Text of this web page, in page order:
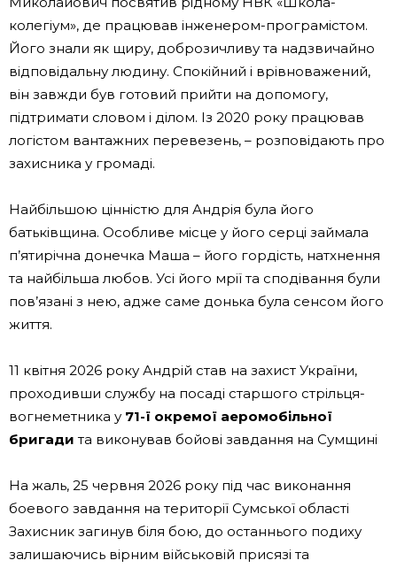
колегіум», де працював інженером-програмістом.
Його знали як щиру, доброзичливу та надзвичайно
відповідальну людину. Спокійний і врівноважений,
він завжди був готовий прийти на допомогу,
підтримати словом і ділом. Із 2020 року працював
логістом вантажних перевезень, – розповідають про
захисника у громаді.
Найбільшою цінністю для Андрія була його
батьківщина. Особливе місце у його серці займала
п’ятирічна донечка Маша – його гордість, натхнення
та найбільша любов. Усі його мрії та сподівання були
пов’язані з нею, адже саме донька була сенсом його
життя.
11 квітня 2026 року Андрій став на захист України,
проходивши службу на посаді старшого стрільця-
вогнеметника у 71-ї окремої аеромобільної
бригадита виконував бойові завдання на Сумщині
На жаль, 25 червня 2026 року під час виконання
боевого завдання на території Сумської області
Захисник загинув біля бою, до останнього подиху
залишаючись вірним військовій присязі та